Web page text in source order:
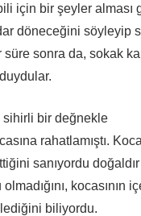
için bir şeyler alması
döneceğini söyleyip
süre sonra da, sokak
duydular.
sihirli bir değnekle
rahatlamıştı.
sanıyordu
kocasının
biliyordu.